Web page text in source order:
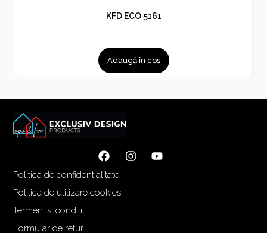
KFD ECO 5161
Adaugă în coș
Politica de confidentialitate
Politica de utilizare cookies
Termeni si conditii
Formular de retur